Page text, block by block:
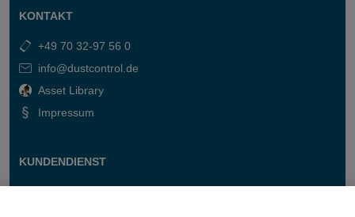
KONTAKT
+49 70 32-97 56 0
info@dustcontrol.de
Asset Library
Impressum
KUNDENDIENST